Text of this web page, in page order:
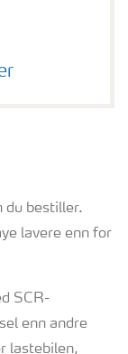
du bestiller.
lavere enn for
SCR-
enn andre
lastebilen,